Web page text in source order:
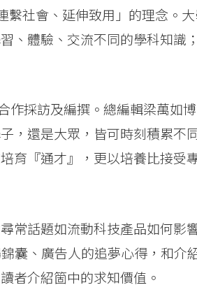
繫社會、延伸致用」的理念。
、體驗、交流不同的學科知識；
作採訪及編撰。總編輯梁萬如
，還是大眾，皆可時刻積累不
育『通才』，更以培養比接受
常話題如流動科技產品如何影
囊、廣告人的追夢心得，和介
者介紹箇中的求知價值。